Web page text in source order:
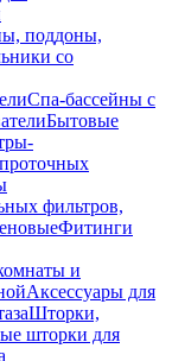
поддоны,
со
Спа-бассейны с
Бытовые
фильтров,
Фитинги
и
Аксессуары для
Шторки,
шторки для